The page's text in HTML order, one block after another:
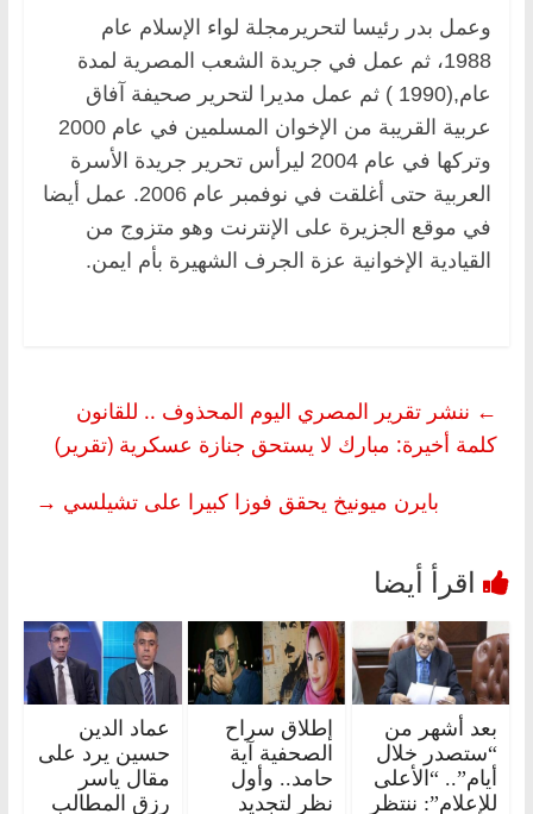
وعمل بدر رئيسا لتحريرمجلة لواء الإسلام عام
1988، ثم عمل في جريدة الشعب المصرية لمدة
عام,(1990 ) ثم عمل مديرا لتحرير صحيفة آفاق
عربية القريبة من الإخوان المسلمين في عام 2000
وتركها في عام 2004 ليرأس تحرير جريدة الأسرة
العربية حتى أغلقت في نوفمبر عام 2006. عمل أيضا
في موقع الجزيرة على الإنترنت وهو متزوج من
القيادية الإخوانية عزة الجرف الشهيرة بأم ايمن.
← ننشر تقرير المصري اليوم المحذوف .. للقانون
كلمة أخيرة: مبارك لا يستحق جنازة عسكرية (تقرير)
بايرن ميونيخ يحقق فوزا كبيرا على تشيلسي →
بعد أشهر من
“ستصدر خلال
أيام”.. “الأعلى
للإعلام”: ننتظر
إطلاق سراح
الصحفية آية
حامد.. وأول
نظر لتجديد
عماد الدين
حسين يرد على
مقال ياسر
رزق المطالب